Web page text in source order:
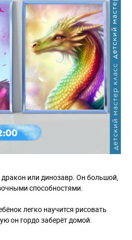
или динозавр. Он большой,
способностями.
легко научится рисовать
он гордо заберёт домой.